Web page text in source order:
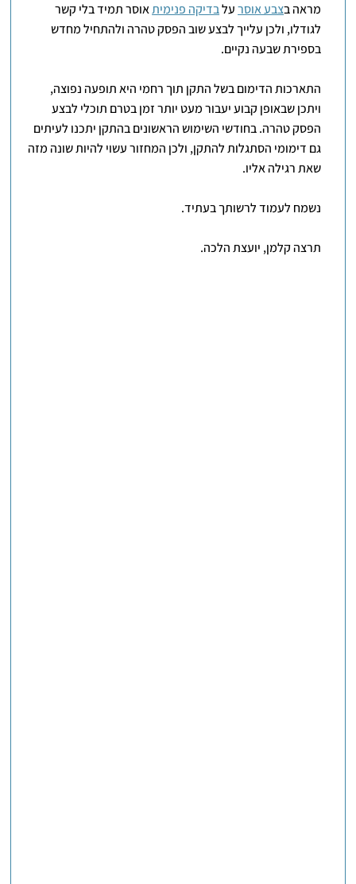
מראה בצבע אוסרעלבדיקה פנימיתאוסר תמיד בלי קשר
לגודלו, ולכן עלייך לבצע שוב הפסק טהרה ולהתחיל מחדש
בספירת שבעה נקיים.
התארכות הדימום בשל התקן תוך רחמי היא תופעה נפוצה,
ויתכן שבאופן קבוע יעבור מעט יותר זמן בטרם תוכלי לבצע
הפסק טהרה. בחודשי השימוש הראשונים בהתקן יתכנו לעיתים
גם דימומי הסתגלות להתקן, ולכן המחזור עשוי להיות שונה מזה
שאת רגילה אליו.
נשמח לעמוד לרשותך בעתיד.
תרצה קלמן, יועצת הלכה.